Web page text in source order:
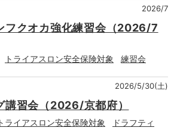
2026/7
フクオカ強化練習会（2026/7
トライアスロン安全保険対象 練習会
2026/5/30(土)
講習会（2026/京都府）
トライアスロン安全保険対象
ドラフティ